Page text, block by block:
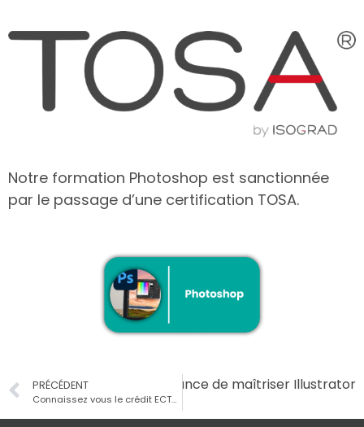
Notre formation Photoshop est sanctionnée
par le passage d’une certification TOSA.
PRÉCÉDENT
Connaissez vous le crédit ECTS ?
Suivant L’importance de maîtriser Illustrator